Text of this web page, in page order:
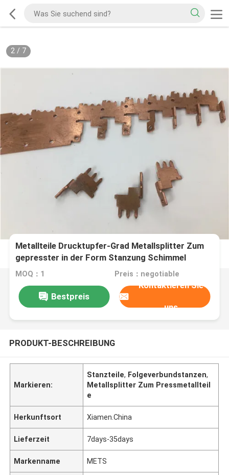
2/ 7
Metallteile Drucktupfer-Grad Metallsplitter Zum
gepresster in der Form Stanzung Schimmel
MOQ：1 Preis：negotiable
Bestpreis
Kontaktieren Sie
uns
PRODUKT-BESCHREIBUNG
Markieren:
Stanzteile, Folgeverbundstanzen,
Metallsplitter Zum Pressmetallteil
e
Herkunftsort Xiamen.China
Lieferzeit 7days-35days
Markenname METS